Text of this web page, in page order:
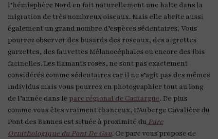
l’hémisphère Nord en fait naturellement une halte dans la
migration de très nombreux oiseaux. Mais elle abrite aussi
également un grand nombre d’espèces sédentaires. Vous
pourrez observer des busards des roseaux, des aigrettes
garzettes, des fauvettes Mélanocéphales ou encore des ibis
facinelles. Les flamants roses, ne sont pas exactement
considérés comme sédentaires car il ne s’agit pas des mêmes
individus mais vous pourrez en photographier tout au long
de l’année dans le parc régional de Camargue. De plus
comme vous êtes vraiment chanceux, L’Auberge Cavalière du
Pont des Bannes est située à proximité du Parc
Ornithologique du Pont De Gau. Ce parc vous propose de